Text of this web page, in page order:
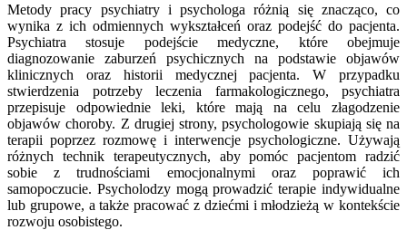
Metody pracy psychiatry i psychologa różnią się znacząco, co
wynika z ich odmiennych wykształceń oraz podejść do pacjenta.
Psychiatra stosuje podejście medyczne, które obejmuje
diagnozowanie zaburzeń psychicznych na podstawie objawów
klinicznych oraz historii medycznej pacjenta. W przypadku
stwierdzenia potrzeby leczenia farmakologicznego, psychiatra
przepisuje odpowiednie leki, które mają na celu złagodzenie
objawów choroby. Z drugiej strony, psychologowie skupiają się na
terapii poprzez rozmowę i interwencje psychologiczne. Używają
różnych technik terapeutycznych, aby pomóc pacjentom radzić
sobie z trudnościami emocjonalnymi oraz poprawić ich
samopoczucie. Psycholodzy mogą prowadzić terapie indywidualne
lub grupowe, a także pracować z dziećmi i młodzieżą w kontekście
rozwoju osobistego.